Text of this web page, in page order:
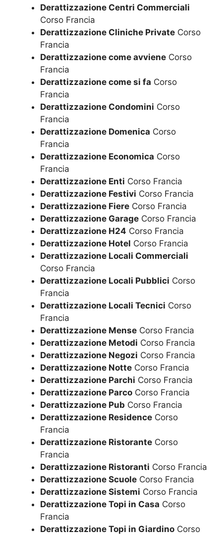
Derattizzazione Centri Commerciali
Corso Francia
Derattizzazione Cliniche Private Corso
Francia
Derattizzazione come avviene Corso
Francia
Derattizzazione come si fa Corso
Francia
Derattizzazione Condomini Corso
Francia
Derattizzazione Domenica Corso
Francia
Derattizzazione Economica Corso
Francia
Derattizzazione Enti Corso Francia
Derattizzazione Festivi Corso Francia
Derattizzazione Fiere Corso Francia
Derattizzazione Garage Corso Francia
Derattizzazione H24 Corso Francia
Derattizzazione Hotel Corso Francia
Derattizzazione Locali Commerciali
Corso Francia
Derattizzazione Locali Pubblici Corso
Francia
Derattizzazione Locali Tecnici Corso
Francia
Derattizzazione Mense Corso Francia
Derattizzazione Metodi Corso Francia
Derattizzazione Negozi Corso Francia
Derattizzazione Notte Corso Francia
Derattizzazione Parchi Corso Francia
Derattizzazione Parco Corso Francia
Derattizzazione Pub Corso Francia
Derattizzazione Residence Corso
Francia
Derattizzazione Ristorante Corso
Francia
Derattizzazione Ristoranti Corso Francia
Derattizzazione Scuole Corso Francia
Derattizzazione Sistemi Corso Francia
Derattizzazione Topi in Casa Corso
Francia
Derattizzazione Topi in Giardino Corso